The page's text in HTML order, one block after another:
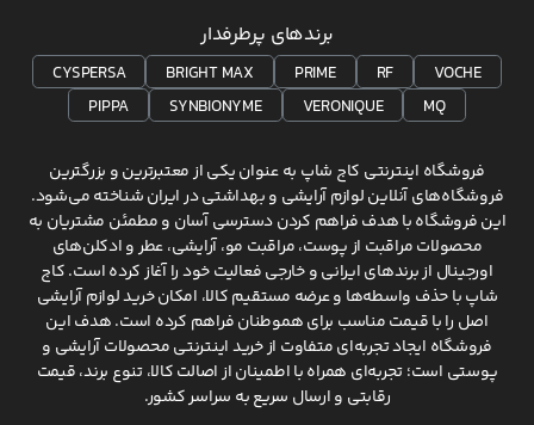
برندهای پرطرفدار
VOCHE
RF
PRIME
BRIGHT MAX
CYSPERSA
MQ
VERONIQUE
SYNBIONYME
PIPPA
فروشگاه اینترنتی کاج شاپ به عنوان یکی از معتبرترین و بزرگترین
فروشگاه‌های آنلاین لوازم آرایشی و بهداشتی در ایران شناخته می‌شود.
این فروشگاه با هدف فراهم کردن دسترسی آسان و مطمئن مشتریان به
محصولات مراقبت از پوست، مراقبت مو، آرایشی، عطر و ادکلن‌های
اورجینال از برندهای ایرانی و خارجی فعالیت خود را آغاز کرده است. کاج
شاپ با حذف واسطه‌ها و عرضه مستقیم کالا، امکان خرید لوازم آرایشی
اصل را با قیمت مناسب برای هموطنان فراهم کرده است. هدف این
فروشگاه ایجاد تجربه‌ای متفاوت از خرید اینترنتی محصولات آرایشی و
پوستی است؛ تجربه‌ای همراه با اطمینان از اصالت کالا، تنوع برند، قیمت
رقابتی و ارسال سریع به سراسر کشور.